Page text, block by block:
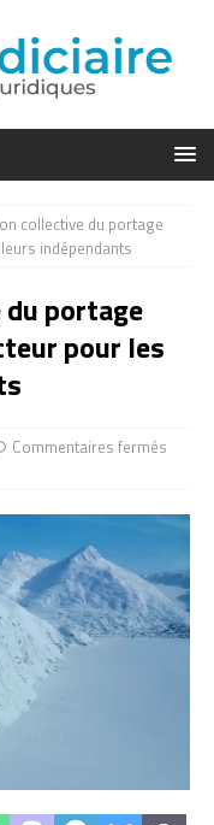
collective du portage
indépendants
portage
pour les
Commentaires fermés